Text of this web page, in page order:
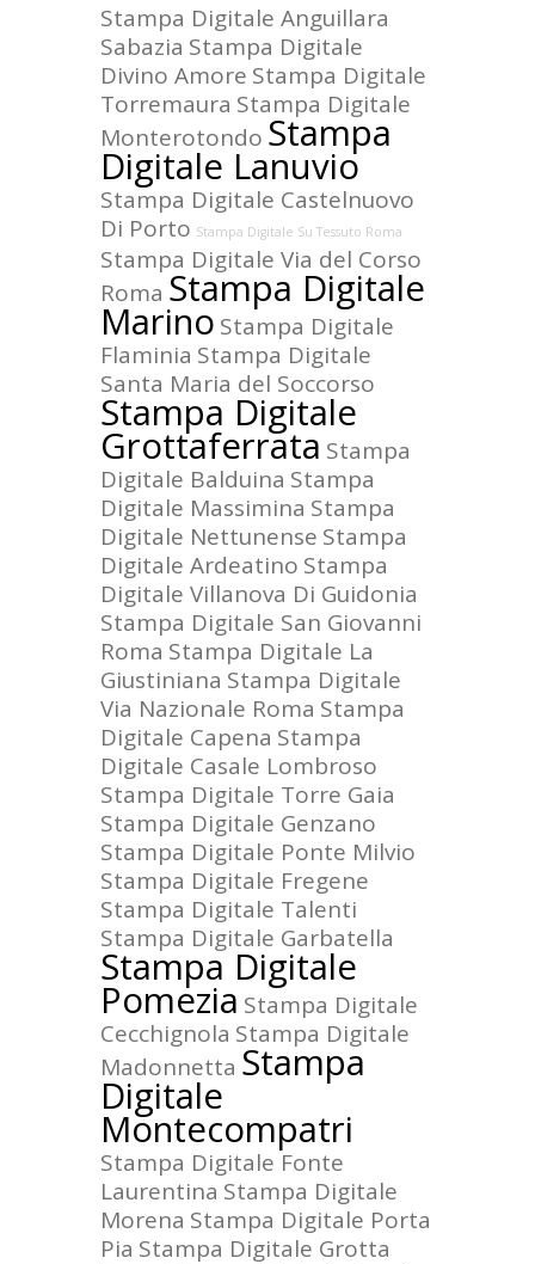
Stampa Digitale Anguillara
Sabazia Stampa Digitale
Divino Amore Stampa Digitale
Torremaura Stampa Digitale
Monterotondo Stampa
Digitale Lanuvio
Stampa Digitale Castelnuovo
Di Porto Stampa Digitale Su Tessuto Roma
Stampa Digitale Via del Corso
Roma Stampa Digitale
Marino Stampa Digitale
Flaminia Stampa Digitale
Santa Maria del Soccorso
Stampa Digitale
Grottaferrata Stampa
Digitale Balduina Stampa
Digitale Massimina Stampa
Digitale Nettunense Stampa
Digitale Ardeatino Stampa
Digitale Villanova Di Guidonia
Stampa Digitale San Giovanni
Roma Stampa Digitale La
Giustiniana Stampa Digitale
Via Nazionale Roma Stampa
Digitale Capena Stampa
Digitale Casale Lombroso
Stampa Digitale Torre Gaia
Stampa Digitale Genzano
Stampa Digitale Ponte Milvio
Stampa Digitale Fregene
Stampa Digitale Talenti
Stampa Digitale Garbatella
Stampa Digitale
Pomezia Stampa Digitale
Cecchignola Stampa Digitale
Madonnetta Stampa
Digitale
Montecompatri
Stampa Digitale Fonte
Laurentina Stampa Digitale
Morena Stampa Digitale Porta
Pia Stampa Digitale Grotta